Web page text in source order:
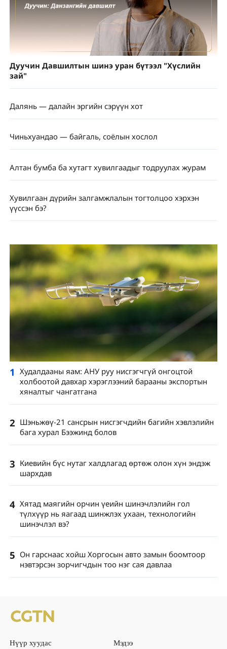
Дуучин Давшилтын шинэ уран бүтээл "Хүслийн
зай"
Далянь — далайн эргийн сэрүүн хот
Чиньхуандао — байгаль, соёлын хослол
Алтан бумба ба хутагт хувилгаадыг тодруулах журам
Хувилгаан дүрийн залгамжлалын тогтолцоо хэрхэн
үүссэн бэ?
1 Худалдааны яам: АНУ руу нисгэгчгүй онгоцтой
холбоотой давхар хэрэглээний барааны экспортын
хяналтыг чангатгана
2 Шэньжөү-21 сансрын нисгэгчдийн багийн хэвлэлийн
бага хурал Бээжинд болов
3 Киевийн бүс нутаг халдлагад өртөж олон хүн эндэж
шархдав
4 Хятад маягийн орчин үеийн шинэчлэлийн гол
түлхүүр нь яагаад шинжлэх ухаан, технологийн
шинэчлэл вэ?
5 Он гарснаас хойш Хоргосын авто замын боомтоор
нэвтэрсэн зорчигчдын тоо нэг сая давлаа
Нүүр хуудас
Мэдээ